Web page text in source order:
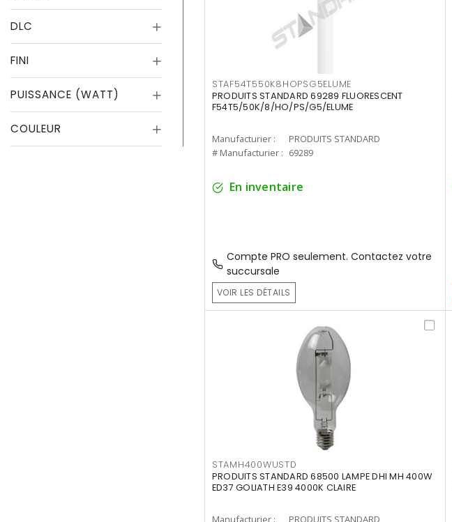
DLC
FINI
PUISSANCE (WATT)
COULEUR
STAF54T550K8HOPSG5ELUME
PRODUITS STANDARD 69289 FLUORESCENT
F54T5/50K/8/HO/PS/G5/ELUME
Manufacturier :
PRODUITS STANDARD
# Manufacturier : 69289
En inventaire
Compte PRO seulement. Contactez votre
succursale
VOIR LES DÉTAILS
STAMH400WUSTD
PRODUITS STANDARD 68500 LAMPE DHI MH 400W
ED37 GOLIATH E39 4000K CLAIRE
Manufacturier :
PRODUITS STANDARD